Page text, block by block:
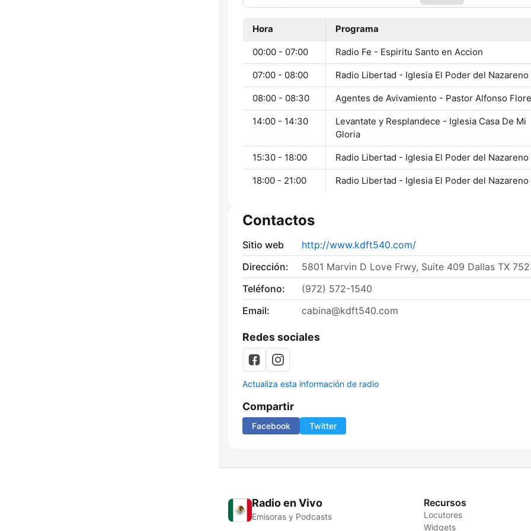
Hora Programa
00:00 - 07:00 Radio Fe - Espiritu Santo en Accion
07:00 - 08:00 Radio Libertad - Iglesia El Poder del Nazareno
08:00 - 08:30 Agentes de Avivamiento - Pastor Alfonso
14:00 - 14:30
Levantate y Resplandece - Iglesia Casa De Mi
Gloria
15:30 - 18:00 Radio Libertad - Iglesia El Poder del Nazareno
18:00 - 21:00 Radio Libertad - Iglesia El Poder del Nazareno
Contactos
Sitio web
http://www.kdft540.com/
Dirección:
5801 Marvin D Love Frwy, Suite 409 Dallas TX
Teléfono:
(972) 572-1540
Email:
cabina@kdft540.com
Redes sociales
Actualiza esta información de radio
Compartir
Facebook Twitter
Radio en Vivo
Emisoras y Podcasts
Recursos
Locutores
Widgets